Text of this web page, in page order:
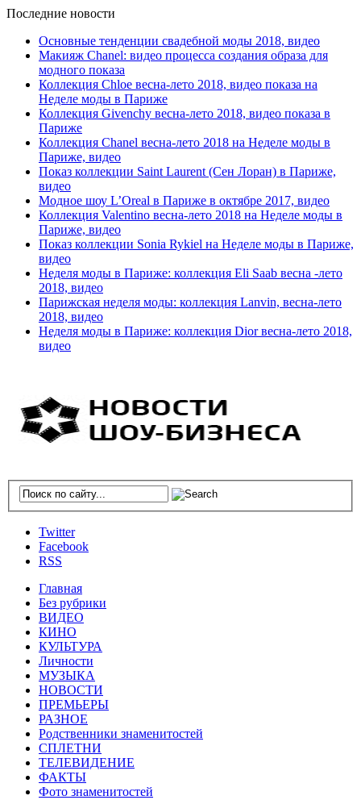
Последние новости
Основные тенденции свадебной моды 2018, видео
Макияж Chanel: видео процесса создания образа для
модного показа
Коллекция Chloe весна-лето 2018, видео показа на
Неделе моды в Париже
Коллекция Givenchy весна-лето 2018, видео показа в
Париже
Коллекция Chanel весна-лето 2018 на Неделе моды в
Париже, видео
Показ коллекции Saint Laurent (Сен Лоран) в Париже,
видео
Модное шоу L’Oreal в Париже в октябре 2017, видео
Коллекция Valentino весна-лето 2018 на Неделе моды в
Париже, видео
Показ коллекции Sonia Rykiel на Неделе моды в Париже,
видео
Неделя моды в Париже: коллекция Eli Saab весна -лето
2018, видео
Парижская неделя моды: коллекция Lanvin, весна-лето
2018, видео
Неделя моды в Париже: коллекция Dior весна-лето 2018,
видео
Twitter
Facebook
RSS
Главная
Без рубрики
ВИДЕО
КИНО
КУЛЬТУРА
Личности
МУЗЫКА
НОВОСТИ
ПРЕМЬЕРЫ
РАЗНОЕ
Родственники знаменитостей
СПЛЕТНИ
ТЕЛЕВИДЕНИЕ
ФАКТЫ
Фото знаменитостей